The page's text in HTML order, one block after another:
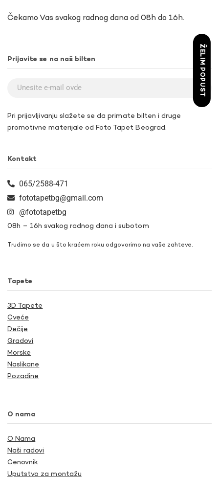
Čekamo Vas svakog radnog dana od 08h do 16h.
Prijavite se na naš bilten
Pri prijavljivanju slažete se da primate bilten i druge
promotivne materijale od Foto Tapet Beograd.
Kontakt
065/2588-471
fototapetbg@gmail.com
@fototapetbg
08h – 16h svakog radnog dana i subotom
Trudimo se da u što kraćem roku odgovorimo na vaše zahteve.
Tapete
3D Tapete
Cveće
Dečije
Gradovi
Morske
Naslikane
Pozadine
O nama
O Nama
Naši radovi
Cenovnik
Uputstvo za montažu
ŽELIM POPUST